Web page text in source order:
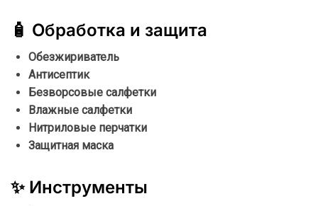
🧴 Обработка и защита
Обезжириватель
Антисептик
Безворсовые салфетки
Влажные салфетки
Нитриловые перчатки
Защитная маска
✨ Инструменты